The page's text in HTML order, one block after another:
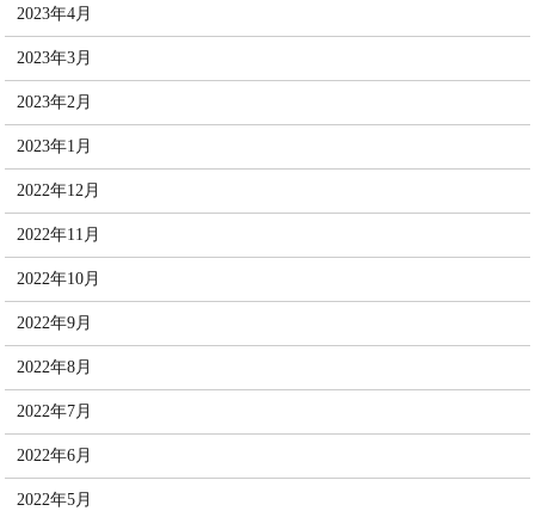
2023年4月
2023年3月
2023年2月
2023年1月
2022年12月
2022年11月
2022年10月
2022年9月
2022年8月
2022年7月
2022年6月
2022年5月